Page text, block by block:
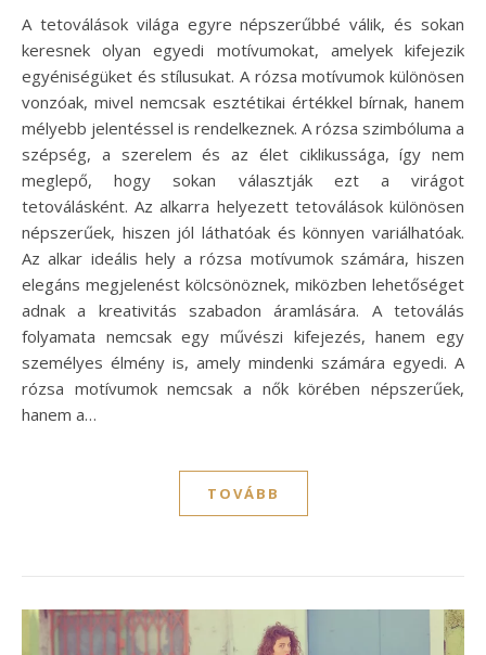
A tetoválások világa egyre népszerűbbé válik, és sokan
keresnek olyan egyedi motívumokat, amelyek kifejezik
egyéniségüket és stílusukat. A rózsa motívumok különösen
vonzóak, mivel nemcsak esztétikai értékkel bírnak, hanem
mélyebb jelentéssel is rendelkeznek. A rózsa szimbóluma a
szépség, a szerelem és az élet ciklikussága, így nem
meglepő, hogy sokan választják ezt a virágot
tetoválásként. Az alkarra helyezett tetoválások különösen
népszerűek, hiszen jól láthatóak és könnyen variálhatóak.
Az alkar ideális hely a rózsa motívumok számára, hiszen
elegáns megjelenést kölcsönöznek, miközben lehetőséget
adnak a kreativitás szabadon áramlására. A tetoválás
folyamata nemcsak egy művészi kifejezés, hanem egy
személyes élmény is, amely mindenki számára egyedi. A
rózsa motívumok nemcsak a nők körében népszerűek,
hanem a…
TOVÁBB